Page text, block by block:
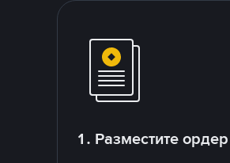
1. Разместите ордер